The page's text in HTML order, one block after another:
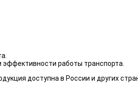
работы транспорта.
доступна в России и других